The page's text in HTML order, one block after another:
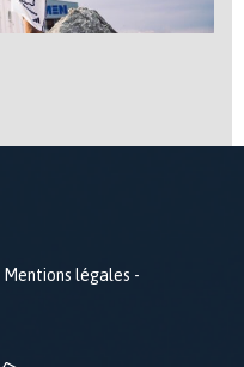
Mentions légales -